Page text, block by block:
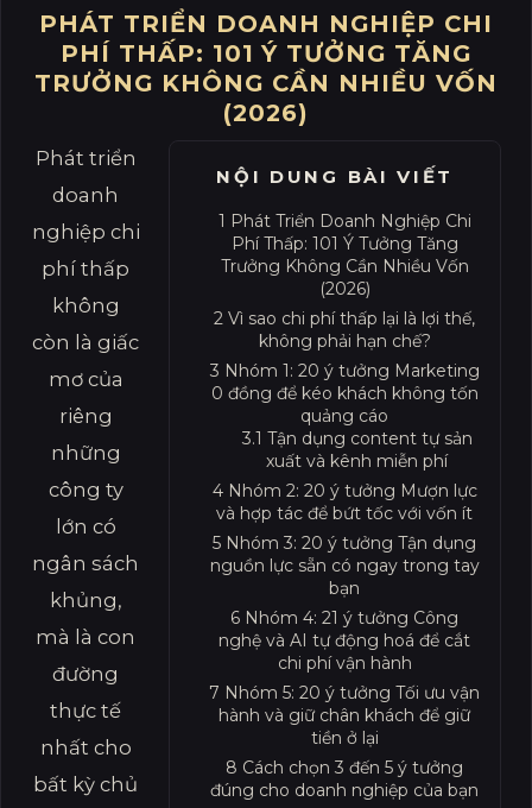
PHÁT TRIỂN DOANH NGHIỆP CHI
PHÍ THẤP: 101 Ý TƯỞNG TĂNG
TRƯỞNG KHÔNG CẦN NHIỀU VỐN
(2026)
NỘI DUNG BÀI VIẾT
1 Phát Triển Doanh Nghiệp Chi
Phí Thấp: 101 Ý Tưởng Tăng
Trưởng Không Cần Nhiều Vốn
(2026)
2 Vì sao chi phí thấp lại là lợi thế,
không phải hạn chế?
3 Nhóm 1: 20 ý tưởng Marketing
0 đồng để kéo khách không tốn
quảng cáo
3.1 Tận dụng content tự sản
xuất và kênh miễn phí
4Nhóm 2: 20 ý tưởng Mượn lực
và hợp tác để bứt tốc với vốn ít
5 Nhóm 3: 20 ý tưởng Tận dụng
nguồn lực sẵn có ngay trong tay
bạn
6 Nhóm 4: 21 ý tưởng Công
nghệ và AI tự động hoá để cắt
chi phí vận hành
7 Nhóm 5: 20 ý tưởng Tối ưu vận
hành và giữ chân khách để giữ
tiền ở lại
8 Cách chọn 3 đến 5 ý tưởng
đúng cho doanh nghiệp của bạn
Phát triển
doanh
nghiệp chi
phí thấp
không
còn là giấc
mơ của
riêng
những
công ty
lớn có
ngân sách
khủng,
mà là con
đường
thực tế
nhất cho
bất kỳ chủ